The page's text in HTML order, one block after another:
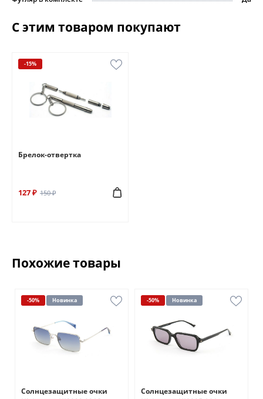
С этим товаром покупают
-15%
Брелок-отвертка
127 ₽ 150 ₽
Похожие товары
-50% Новинка
Солнцезащитные очки
-50% Новинка
Солнцезащитные очки